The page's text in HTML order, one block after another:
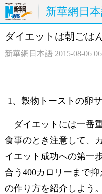
新華網日
ホームページ
ダイエットは朝ごは
新華網日本語 2015-08-06
1、穀物トーストの卵
ダイエットには一番
食事のとき注意して、
イエット成功への第一
合う400カロリーまで
の作り方を紹介しよう。